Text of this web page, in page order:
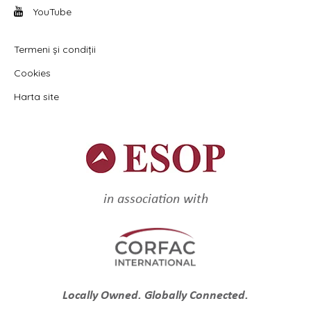
YouTube
Termeni și condiții
Cookies
Harta site
in association with
Locally Owned. Globally Connected.